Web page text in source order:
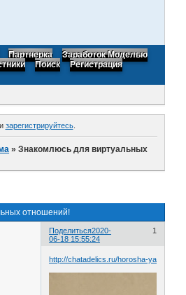
Партнерка
Заработок Моделью
Поиск
Регистрация
зарегистрируйтесь.
»Знакомлюсь для виртуальных
отношений!
Поделиться 1
2020-
06-18 15:55:24
http://chatadelics.ru/horosha-ya